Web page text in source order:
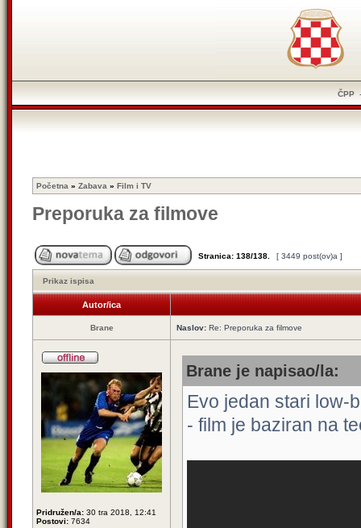
ČPP
Početna » Zabava » Film i TV
Preporuka za filmove
Stranica: 138/138 [ 3449 post(ov)a ]
Prikaz ispisa
Autor/ica
Brane Naslov: Re: Preporuka za filmove
Pridružen/a: 30 tra 2018, 12:41
Postovi: 7634
Brane je napisao/la:
Evo jedan stari low-
- film je baziran na